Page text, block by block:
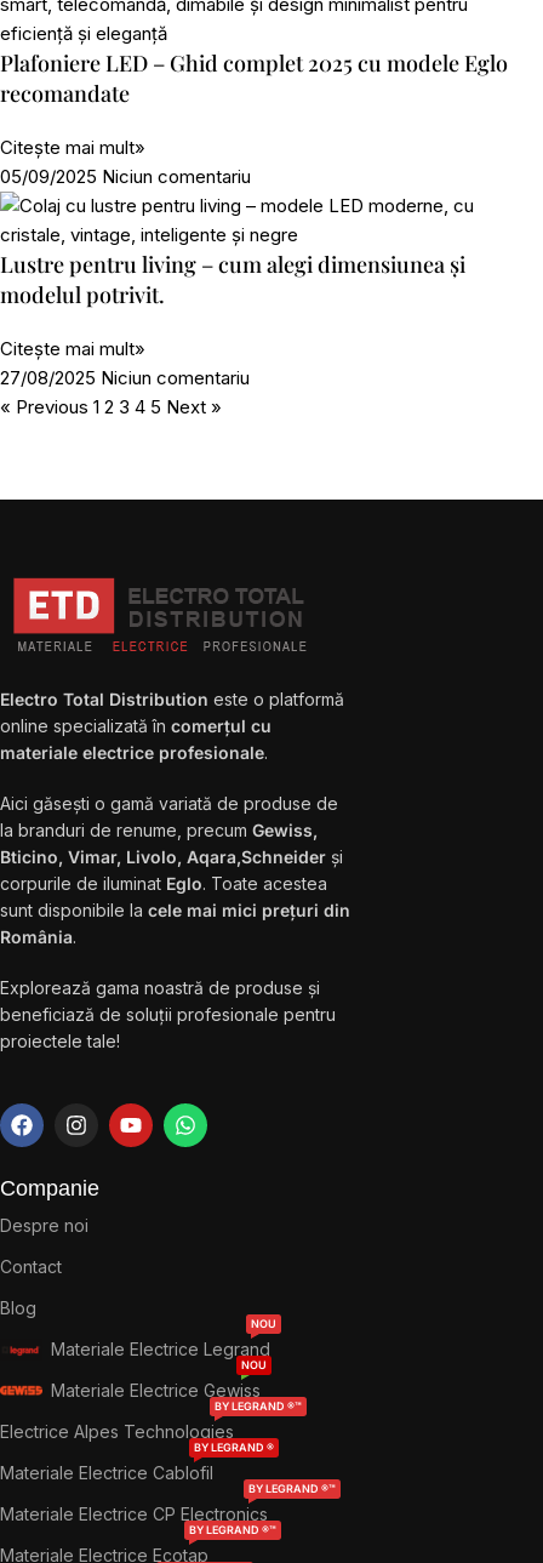
Plafoniere LED – Ghid complet 2025 cu modele Eglo
recomandate
Citește mai mult»
05/09/2025 Niciun comentariu
Lustre pentru living – cum alegi dimensiunea și
modelul potrivit.
Citește mai mult»
27/08/2025 Niciun comentariu
« Previous 1 2 3 4 5 Next »
Electro Total Distribution este o platformă
online specializată în comerțul cu
materiale electrice profesionale.
Aici găsești o gamă variată de produse de
la branduri de renume, precum Gewiss,
Bticino, Vimar, Livolo, Aqara,Schneider și
corpurile de iluminat Eglo. Toate acestea
sunt disponibile la cele mai mici prețuri din
România.
Explorează gama noastră de produse și
beneficiază de soluții profesionale pentru
proiectele tale!
Companie
Despre noi
Contact
Blog
Materiale Electrice Legrand
NOU
Materiale Electrice Gewiss
NOU
Electrice Alpes Technologies
BY LEGRAND ®™
Materiale Electrice Cablofil
BY LEGRAND ®
Materiale Electrice CP Electronics
BY LEGRAND ®™
Materiale Electrice Ecotap
BY LEGRAND ®™